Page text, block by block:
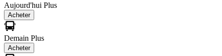
Aujourd'hui Plus
Acheter
Demain Plus
Acheter